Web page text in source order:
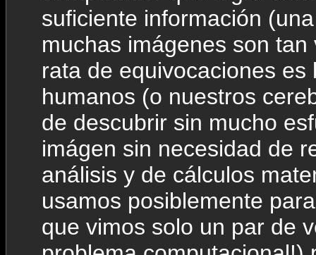
suficiente información
muchas imágenes son
rata de equivocaciones
humanos (o nuestros
de descubrir sin mucho
imágen sin necesidad de
análisis y de cálculos
usamos posiblemente
que vimos solo un par de